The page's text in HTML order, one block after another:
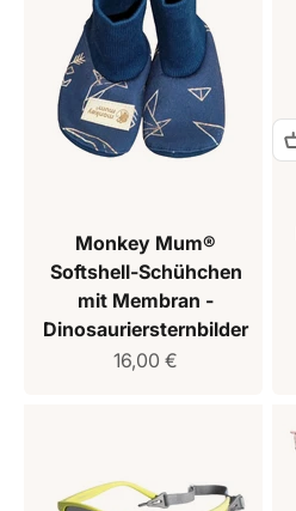
Monkey Mum®
Softshell-Schühchen
mit Membran -
Dinosauriersternbilder
Verkaufspreis
16,00 €